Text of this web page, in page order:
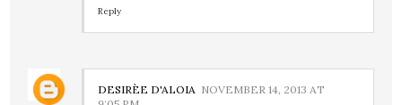
Reply
DESIRÈE D'ALOIA NOVEMBER 14, 2013 AT